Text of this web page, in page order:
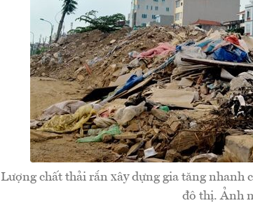
Lượng chất thải rắn xây dựng gia tăng nhanh
đô thị. Ảnh